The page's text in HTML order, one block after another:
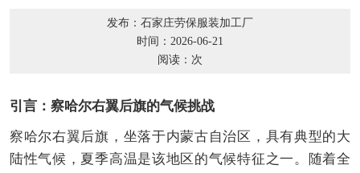
发布：石家庄劳保服装加工厂
时间：2026-06-21
阅读： 次
引言：察哈尔右翼后旗的气候挑战
察哈尔右翼后旗，坐落于内蒙古自治区，具有典型的大
陆性气候，夏季高温是该地区的气候特征之一。随着全